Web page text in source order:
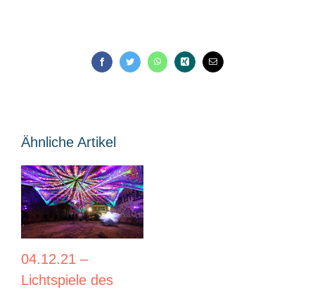
FacebookTwitter WhatsAppXing
E-
Mail
Ähnliche Artikel
04.12.21 –
Lichtspiele des